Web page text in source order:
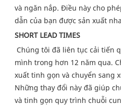
và ngăn nắp. Điều này cho
dẫn của bạn được sản xuất
SHORT LEAD TIMES
Chúng tôi đã liên tục cải tiến
mình trong hơn 12 năm qua.
xuất tinh gọn và chuyển sang
Những thay đổi này đã giúp
và tinh gọn quy trình chuỗi